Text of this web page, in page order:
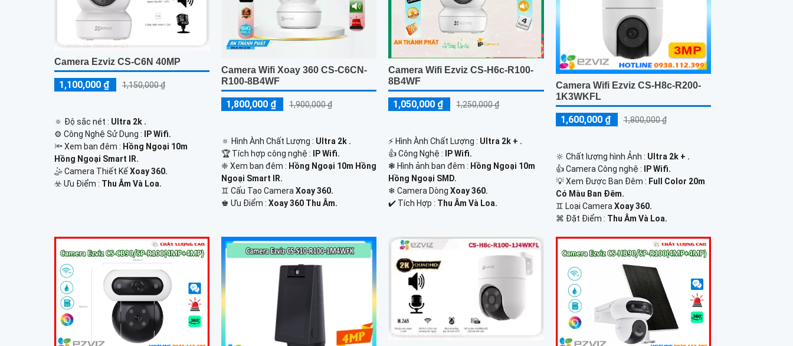
Camera Ezviz CS-C6N 40MP
1,100,000 ₫ 1,150,000 ₫
🔅 Độ sắc nét : Ultra 2k .
⚙ Công Nghệ Sử Dụng :
IP Wifi.
🔦 Xem ban đêm : Hồng Ngoại 10m
Hồng Ngoại Smart IR.
🤹 Camera Thiết Kế Xoay 360.
️☣️ Ưu Điểm : Thu Âm Và Loa.
Camera Wifi Xoay 360 CS-C6CN-
R100-8B4WF
1,800,000 ₫ 1,900,000 ₫
🔅 Hình Ành Chất Lượng : Ultra 2k .
🏆 Tích hợp công nghệ :
IP Wifi.
❈ Xem ban đêm : Hồng Ngoại 10m Hồng
Ngoại Smart IR.
♊ Cấu Tạo CameraXoay 360.
️♚ Ưu Điểm :Xoay 360 Thu Âm.
Camera Wifi Ezviz CS-H6c-R100-
8B4WF
1,050,000 ₫ 1,250,000 ₫
️⚡ Hình Ành Chất Lượng : Ultra 2k + .
👍 Công Nghệ :
IP Wifi.
❃ Hình ảnh ban đêm : Hồng Ngoại 10m
Hồng Ngoại SMD.
❄ Camera DòngXoay 360.
️✔️ Tích Hợp : Thu Âm Và Loa.
Camera Wifi Ezviz CS-H8c-R200-
1K3WKFL
1,600,000 ₫ 1,800,000 ₫
🔆 Chất lượng hình Ảnh : Ultra 2k + .
👍 Camera Công nghệ :
IP Wifi.
💡 Xem Được Ban Đêm : Full Color 20m
Có Màu Ban Ðêm.
♊ Loại Camera Xoay 360.
️⌘ Đặt Điểm : Thu Âm Và Loa.